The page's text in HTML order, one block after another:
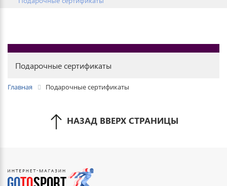
Подарочные сертификаты
Главная Подарочные сертификаты
НАЗАД ВВЕРХ СТРАНИЦЫ